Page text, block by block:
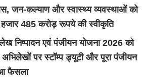
जन-कल्याण और स्वास्थ्य व्यवस्थाओं को
485 करोड़ रूपये की स्वीकृति
निष्पादन एवं पंजीयन योजना 2026 को
अभिलेखों पर स्टॉम्प ड्यूटी और पूरा पंजीयन
फैसला